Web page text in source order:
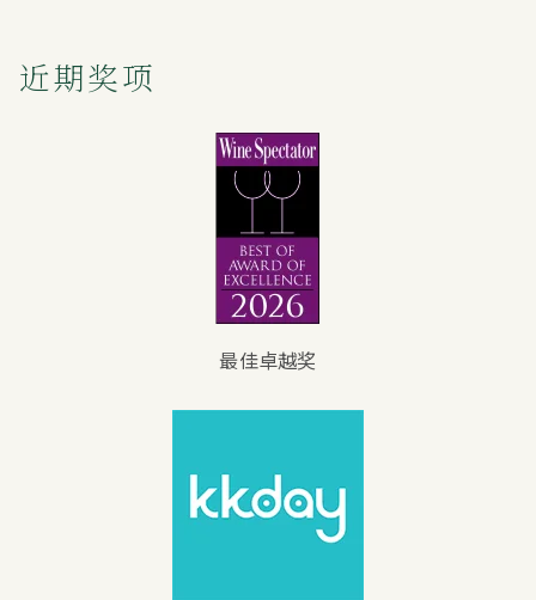
近期奖项
最佳卓越奖